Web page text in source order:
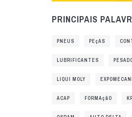
PRINCIPAIS
PNEUS PEçAS
LUBRIFICANTES
LIQUI MOLY
ACAP FORMAçãO